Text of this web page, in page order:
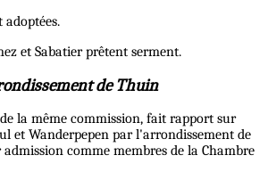
adoptées.
et Sabatier prêtent serment.
de Thuin
la même commission, fait rapport sur
et Wanderpepen par l'arrondissement de
comme membres de la Chambre